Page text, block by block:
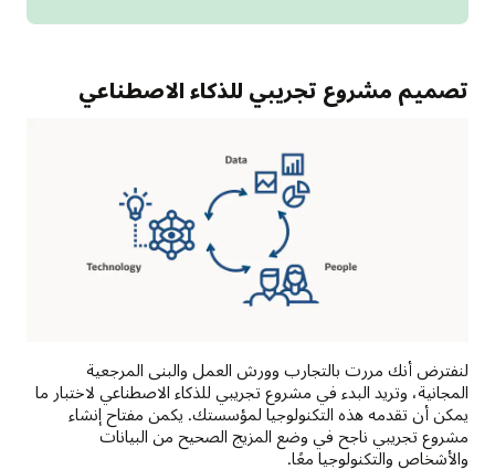
بإنشاء
مرحلة
التدريب
إرسال
نتائج
عملية
اكتشاف
أوجه
تصميم مشروع تجريبي للذكاء الاصطناعي
لنفترض أنك مررت بالتجارب وورش العمل والبنى المرجعية
المجانية، وتريد البدء في مشروع تجريبي للذكاء الاصطناعي لاختبار ما
يمكن أن تقدمه هذه التكنولوجيا لمؤسستك. يكمن مفتاح إنشاء
مشروع تجريبي ناجح في وضع المزيج الصحيح من البيانات
والأشخاص والتكنولوجيا معًا.